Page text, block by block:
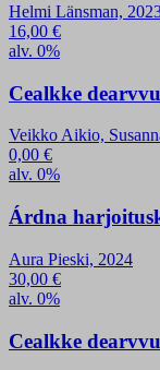
Helmi Länsman,
16,00 €
alv. 0%
Cealkke
Veikko Aikio,
0,00 €
alv. 0%
Árdna
Aura Pieski, 2024
30,00 €
alv. 0%
Cealkke